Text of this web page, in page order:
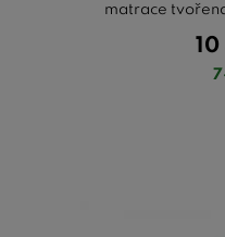
matrace